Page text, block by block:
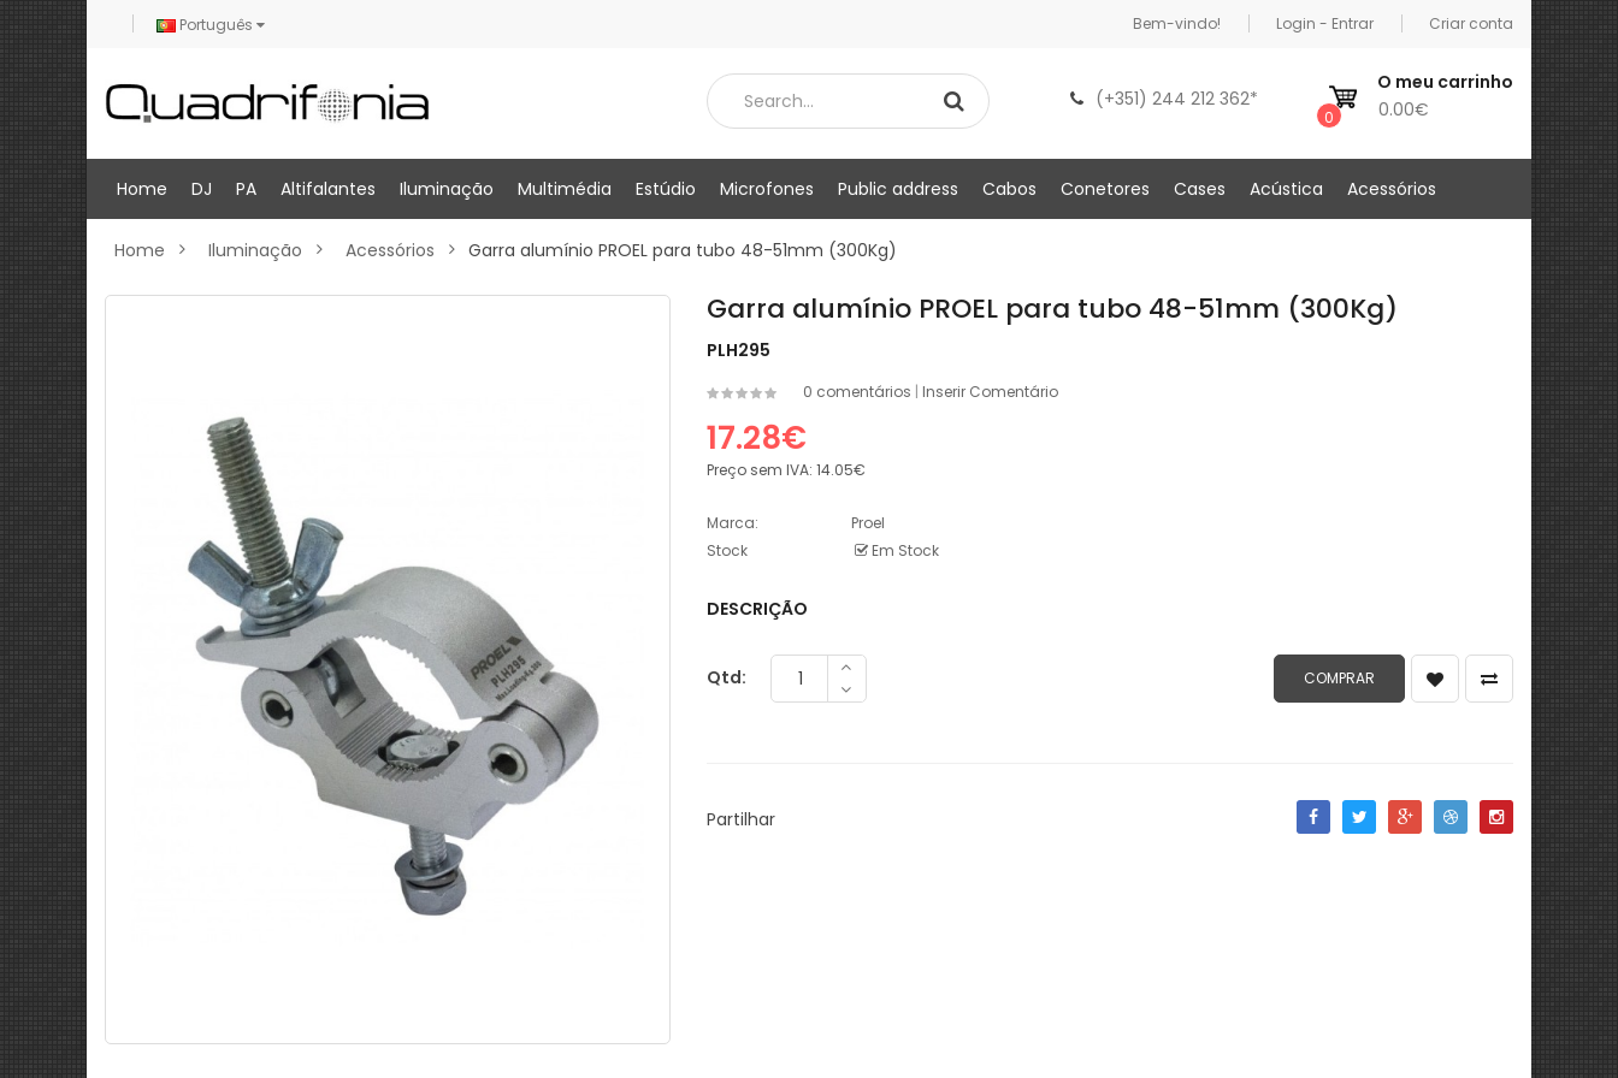
Português Bem-vindo! Login - Entrar Criar conta
(+351) 244 212 362*
0 0.00€
O meu carrinho
Home DJ PA Altifalantes Iluminação Multimédia Estúdio Microfones Public address Cabos Conetores Cases Acústica Acessórios
Home Iluminação Acessórios Garra alumínio PROEL para tubo 48-51mm (300Kg)
Garra alumínio PROEL para tubo 48-51mm (300Kg)
PLH295
0 comentários | Inserir Comentário
17.28€
Preço sem IVA: 14.05€
Marca:
Proel
Stock
Em Stock
DESCRIÇÃO
Qtd:
Partilhar